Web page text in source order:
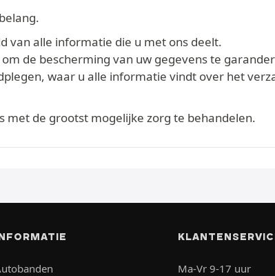
van alle informatie die u met ons deelt.
de bescherming van uw gegevens te
waar u alle informatie vindt over het
met de grootst mogelijke zorg te behandelen.
Ma-Vr 9-17 uur